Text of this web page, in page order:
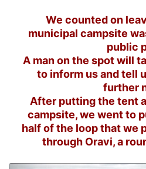
We counted on
municipal campsite
public
A man on the spot will
to inform us and tell
further
After putting the tent
campsite, we went to
half of the loop that we
through Oravi, a